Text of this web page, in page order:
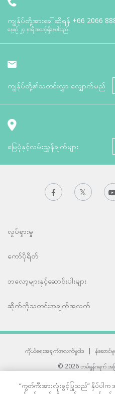
ကျွန်ုပ်တို့အားခေါ်ဆိုရန် +66 2066
နေ့စဉ် ၂၄ နာရီ အသင့်ရှိနေပါသည်။
ကျွန်ုပ်တို့၏သတင်းလွှာ လျှောက်မည်
မြေပုံနှင့်လမ်းညွှန်ချက်များ
လှုပ်ရှားမှု
ကော်ပိုရိတ်
ဘလော့များနှင့်ဆောင်းပါးများ
ဆိုက်ကိုသတင်းအချက်အလက်
ကိုယ်ရေးအချက်အလက်မူဝါဒ | န်ဆောင်မှု
© 2026 ဘမ်ရွန်ဂရက် အပ
“ကွတ်ကီးအားလုံးခွင့်ပြုသည်” နှိပ်ပ